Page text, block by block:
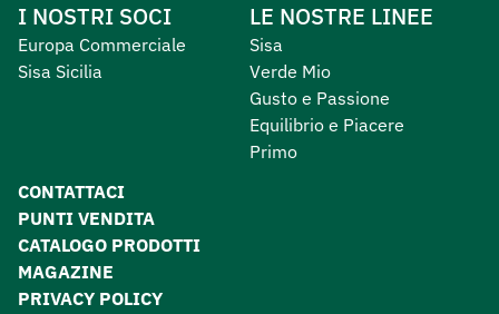
I NOSTRI SOCI
Europa Commerciale
Sisa Sicilia
LE NOSTRE LINEE
Sisa
Verde Mio
Gusto e Passione
Equilibrio e Piacere
Primo
CONTATTACI
PUNTI VENDITA
CATALOGO PRODOTTI
MAGAZINE
PRIVACY POLICY